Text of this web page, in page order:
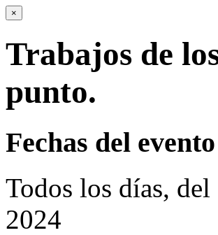
×
Trabajos de
punto.
Fechas del evento
Todos los días,
2024